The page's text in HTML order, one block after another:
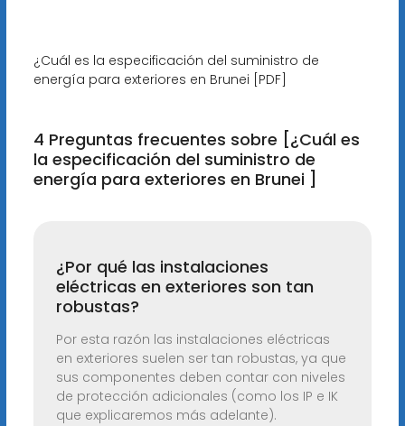
¿Cuál es la especificación del suministro de
energía para exteriores en Brunei [PDF]
4 Preguntas frecuentes sobre [¿Cuál es
la especificación del suministro de
energía para exteriores en Brunei ]
¿Por qué las instalaciones
eléctricas en exteriores son tan
robustas?
Por esta razón las instalaciones eléctricas
en exteriores suelen ser tan robustas, ya que
sus componentes deben contar con niveles
de protección adicionales (como los IP e IK
que explicaremos más adelante).